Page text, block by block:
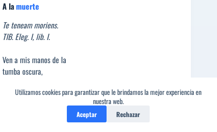
Utilizamos cookies para garantizar que le brindamos la mejor experiencia en
nuestra web.
Aceptar Rechazar
A lamuerte
Te teneam moriens.
TIB. Eleg. I, lib. I.
Ven a mis manos de la
tumba oscura,
Do Tibulo cantaba su ternura
Dando a Delia su acento postrimero.